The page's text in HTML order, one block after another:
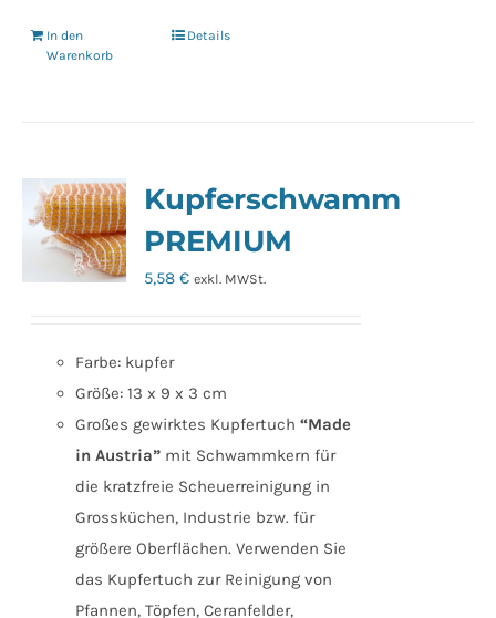
In den
Warenkorb
Details
Kupferschwamm
PREMIUM
5,58€ exkl. MWSt.
Farbe: kupfer
Größe: 13 x 9 x 3 cm
Großes gewirktes Kupfertuch “Made
in Austria” mit Schwammkern für
die kratzfreie Scheuerreinigung in
Grossküchen, Industrie bzw. für
größere Oberflächen. Verwenden Sie
das Kupfertuch zur Reinigung von
Pfannen, Töpfen, Ceranfelder,